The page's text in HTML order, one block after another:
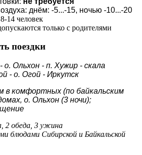
днём: -5...-15, ночью -10...-20
14 человек
только с родителями
поездки
о. Ольхон - п. Хужир - скала
- о. Огой - Иркутск
в комфортных (по байкальским
о. Ольхон (3 ночи);
2 обеда, 3 ужина
блюдами Сибирской и Байкальской